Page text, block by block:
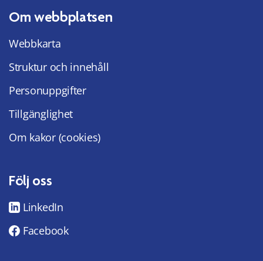
Om webbplatsen
Webbkarta
Struktur och innehåll
Personuppgifter
Tillgänglighet
Om kakor (cookies)
Följ oss
LinkedIn
Facebook